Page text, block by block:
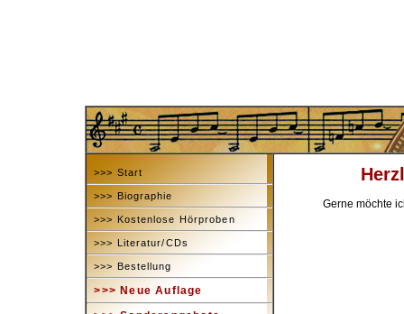
>>> Start
>>> Biographie
>>> Kostenlose Hörproben
>>> Literatur/CDs
>>> Bestellung
>>> Neue Auflage